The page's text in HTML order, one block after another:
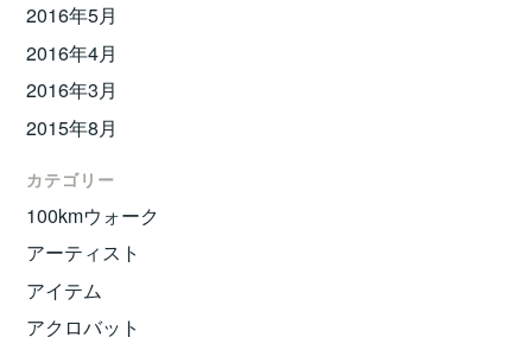
2016年5月
2016年4月
2016年3月
2015年8月
カテゴリー
100kmウォーク
アーティスト
アイテム
アクロバット